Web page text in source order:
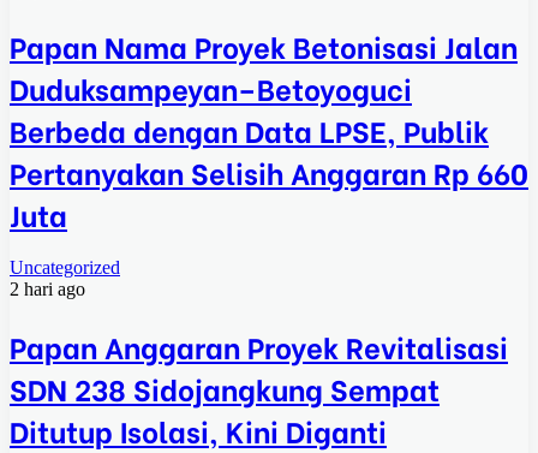
Papan Nama Proyek Betonisasi Jalan
Duduksampeyan–Betoyoguci
Berbeda dengan Data LPSE, Publik
Pertanyakan Selisih Anggaran Rp 660
Juta
Uncategorized
2 hari ago
Papan Anggaran Proyek Revitalisasi
SDN 238 Sidojangkung Sempat
Ditutup Isolasi, Kini Diganti